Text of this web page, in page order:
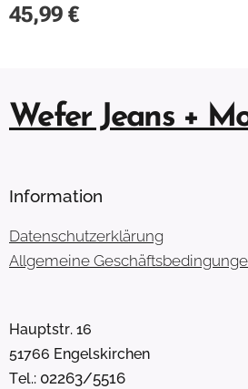
45,99 €
Wefer Jeans +
Information
Datenschutzerklärung
Allgemeine
Hauptstr. 16
51766 Engelskirchen
Tel.: 02263/5516